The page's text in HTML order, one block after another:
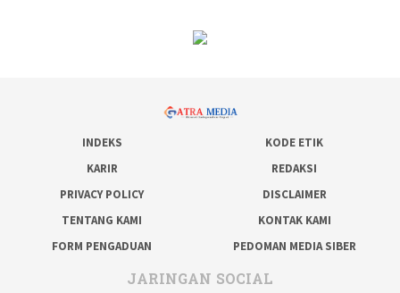
INDEKS
KODE ETIK
KARIR
REDAKSI
PRIVACY POLICY
DISCLAIMER
TENTANG KAMI
KONTAK KAMI
FORM PENGADUAN
PEDOMAN MEDIA SIBER
JARINGAN SOCIAL